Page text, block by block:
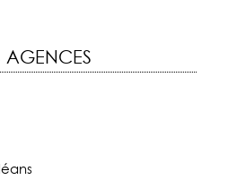
AGENCES